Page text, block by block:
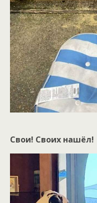
Свои! Своих нашёл!